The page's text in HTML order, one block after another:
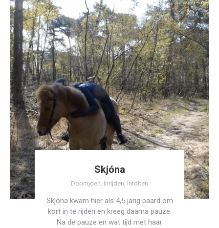
Skjóna
Doorrijden, Inrijden, Intölten
Skjóna kwam hier als 4,5 jarig paard om
kort in te rijden en kreeg daarna pauze.
Na de pauze en wat tijd met haar